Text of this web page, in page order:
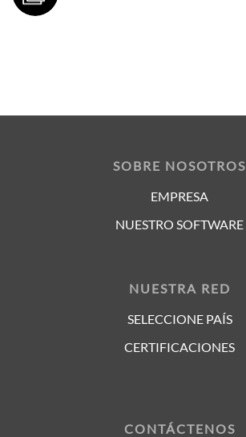
SOBRE NOSOTROS
EMPRESA
NUESTRO SOFTWARE
NUESTRA RED
SELECCIONE PAÍS
CERTIFICACIONES
CONTÁCTENOS